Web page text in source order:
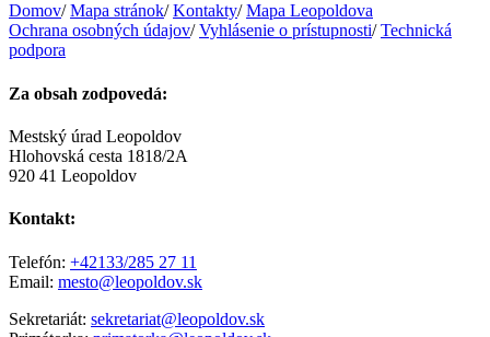
Domov/ Mapa stránok/ Kontakty/ Mapa Leopoldova
Ochrana osobných údajov/ Vyhlásenie o prístupnosti/ Technická
podpora
Za obsah zodpovedá:
Mestský úrad Leopoldov
Hlohovská cesta 1818/2A
920 41 Leopoldov
Kontakt:
Telefón: +42133/285 27 11
Email: mesto@leopoldov.sk
Sekretariát: sekretariat@leopoldov.sk